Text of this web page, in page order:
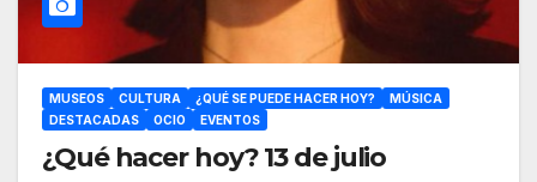
MUSEOS CULTURA ¿QUÉ SE PUEDE HACER HOY?
MÚSICA
DESTACADAS
OCIO EVENTOS
¿Qué hacer hoy? 13 de julio